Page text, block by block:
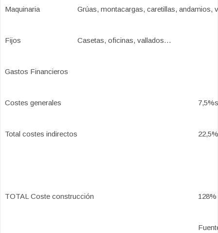
Maquinaria Grúas, montacargas, caretillas,
Fijos Casetas, oficinas, vallados…
Gastos Financieros
Costes generales
Total costes indirectos
TOTAL Coste construcción 128%